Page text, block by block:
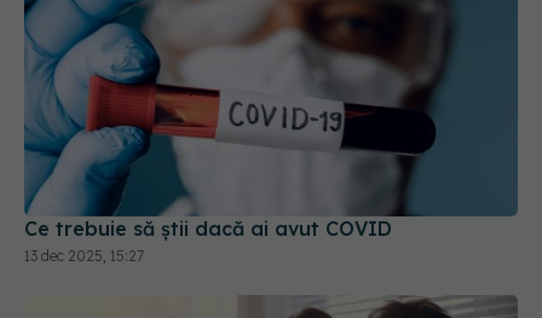
Ce trebuie să știi dacă ai avut COVID
13 dec 2025, 15:27